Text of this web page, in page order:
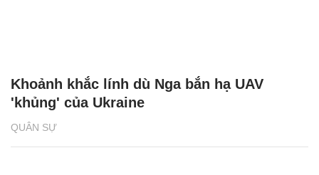
QUÂN SỰ
Khoảnh khắc lính dù Nga bắn hạ UAV
'khủng' của Ukraine